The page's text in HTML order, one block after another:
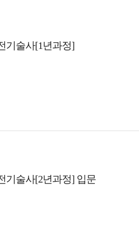
기술사[1년과정]
기술사[2년과정] 입문